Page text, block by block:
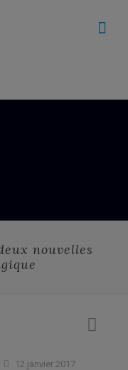
nouvelles
12 janvier 2017